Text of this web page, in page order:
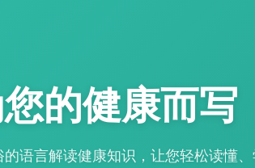
的健康而写
语言解读健康知识，让您轻松读懂、